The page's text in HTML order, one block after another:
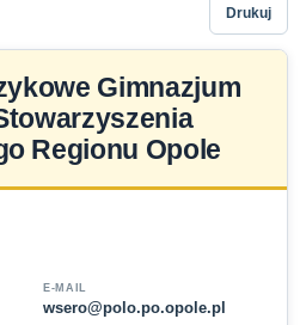
Drukuj
Gimnazjum
Regionu Opole
E-MAIL
wsero@polo.po.opole.pl